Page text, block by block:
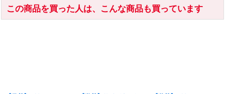
この商品を買った人は、こんな商品も買っています